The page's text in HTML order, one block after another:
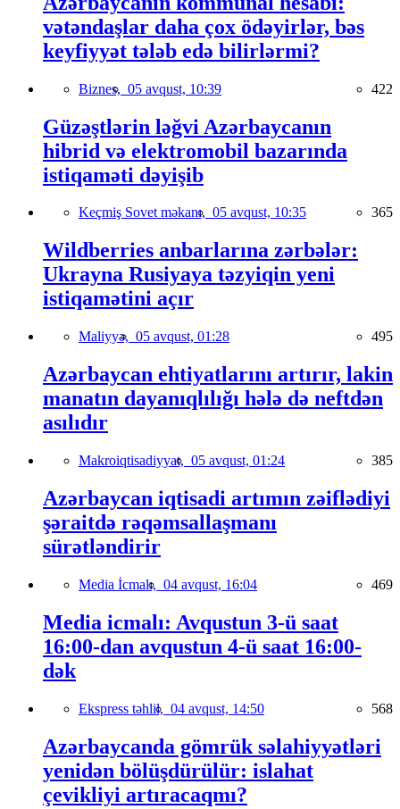
vətəndaşlar daha çox ödəyirlər, bəs
keyfiyyət tələb edə bilirlərmi?
Biznes, 05 avqust, 10:39 422
Güzəştlərin ləğvi Azərbaycanın
hibrid və elektromobil bazarında
istiqaməti dəyişib
Keçmiş Sovet məkanı, 05 avqust, 10:35 365
Wildberries anbarlarına zərbələr:
Ukrayna Rusiyaya təzyiqin yeni
istiqamətini açır
Maliyyə, 05 avqust, 01:28 495
Azərbaycan ehtiyatlarını artırır, lakin
manatın dayanıqlılığı hələ də neftdən
asılıdır
Makroiqtisadiyyat, 05 avqust, 01:24 385
Azərbaycan iqtisadi artımın zəiflədiyi
şəraitdə rəqəmsallaşmanı
sürətləndirir
Media İcmalı, 04 avqust, 16:04 469
Media icmalı: Avqustun 3-ü saat
16:00-dan avqustun 4-ü saat 16:00-
dək
Ekspress təhlil, 04 avqust, 14:50 568
Azərbaycanda gömrük səlahiyyətləri
yenidən bölüşdürülür: islahat
çevikliyi artıracaqmı?